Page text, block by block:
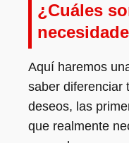
¿Cuáles
Aquí haremos
saber diferenciar
deseos, las
que realmente